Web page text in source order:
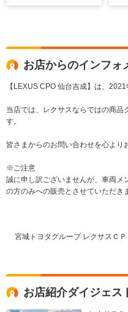
お店からのインフォ
【LEXUS CPO 仙台吉成】は、
当店では、レクサスならではの商品
す。
皆さまからのお問い合わせを心より
※ご注意
誠に申し訳ございませんが、車両メ
の方のみへの販売とさせていただき
宮城トヨタグループ レクサスＣ
お店紹介ダイジェス